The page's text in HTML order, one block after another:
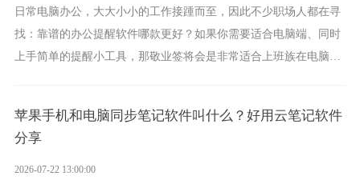
日常电脑办公，大大小小的工作接踵而至，因此不少职场人都在寻
找：靠谱的办公提醒软件哪款更好？如果你需要适合电脑端、同时
上手简单的提醒小工具，那敬业签将会是非常适合上班族在电脑上
苹果手机和电脑同步笔记软件叫什么？好用云笔记软件
分享
2026-07-22 13:00:00